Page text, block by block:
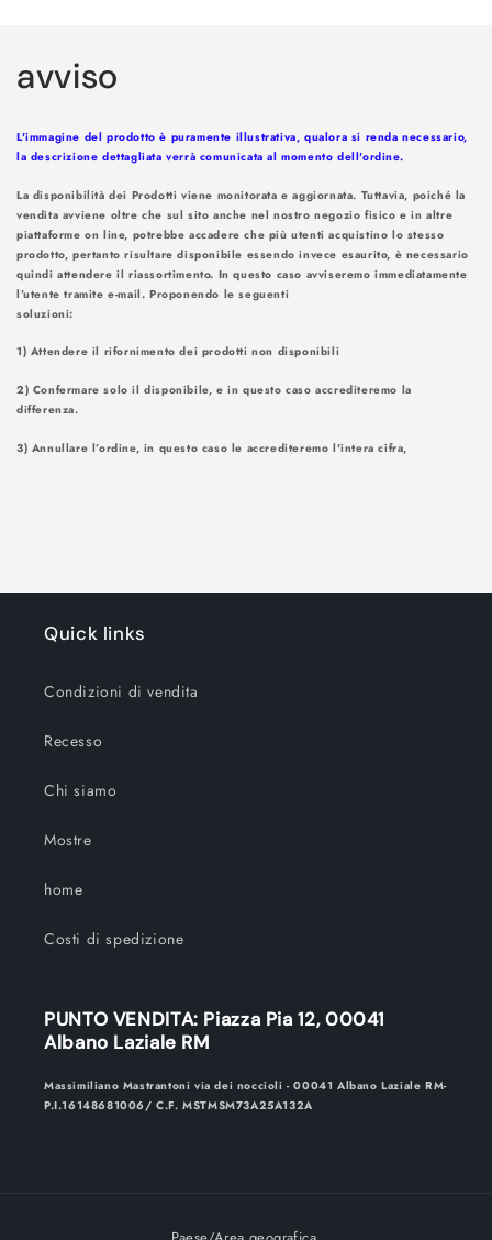
corso...
avviso
L'immagine del prodotto è puramente illustrativa, qualora si renda necessario,
la descrizione dettagliata verrà comunicata al momento dell'ordine.
La disponibilità dei Prodotti viene monitorata e aggiornata. Tuttavia, poiché la
vendita avviene oltre che sul sito anche nel nostro negozio fisico e in altre
piattaforme on line, potrebbe accadere che più utenti acquistino lo stesso
prodotto, pertanto risultare disponibile essendo invece esaurito, è necessario
quindi attendere il riassortimento. In questo caso avviseremo immediatamente
l’utente tramite e-mail. Proponendo le seguenti
1) Attendere il rifornimento dei prodotti non disponibili
2) Confermare solo il disponibile, e in questo caso accrediteremo la
differenza.
3) Annullare l’ordine, in questo caso le accrediteremo l'intera cifra,
Quick links
Condizioni di vendita
Recesso
Chi siamo
Mostre
home
Costi di spedizione
PUNTO VENDITA: Piazza Pia 12, 00041
Albano Laziale RM
Massimiliano Mastrantoni via dei noccioli - 00041 Albano Laziale RM-
P.I.16148681006/ C.F. MSTMSM73A25A132A